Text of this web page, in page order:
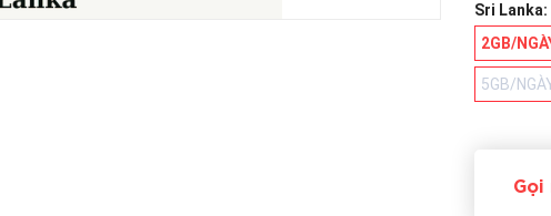
Sri Lanka:
2GB/
5GB/
Gọi